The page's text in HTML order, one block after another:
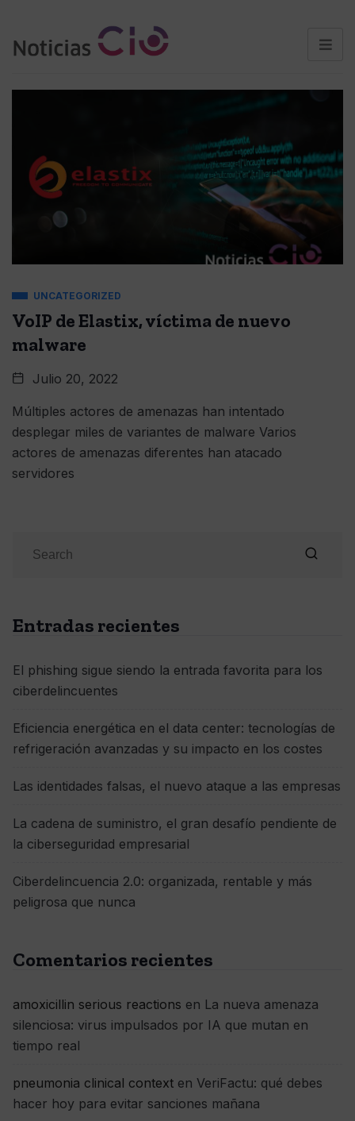
UNCATEGORIZED
VoIP de Elastix, víctima de nuevo
malware
Julio 20, 2022
Múltiples actores de amenazas han intentado
desplegar miles de variantes de malware Varios
actores de amenazas diferentes han atacado
servidores
Entradas recientes
El phishing sigue siendo la entrada favorita para los
ciberdelincuentes
Eficiencia energética en el data center: tecnologías de
refrigeración avanzadas y su impacto en los costes
Las identidades falsas, el nuevo ataque a las empresas
La cadena de suministro, el gran desafío pendiente de
la ciberseguridad empresarial
Ciberdelincuencia 2.0: organizada, rentable y más
peligrosa que nunca
Comentarios recientes
amoxicillin serious reactions en La nueva amenaza
silenciosa: virus impulsados por IA que mutan en
tiempo real
pneumonia clinical context en VeriFactu: qué debes
hacer hoy para evitar sanciones mañana